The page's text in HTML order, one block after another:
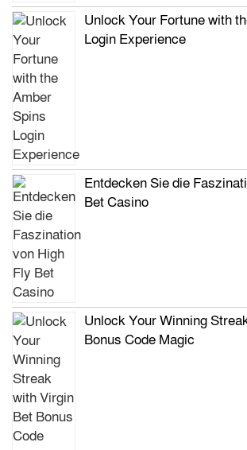
Unlock Your Fortune with
Login Experience
Entdecken Sie die
Bet Casino
Unlock Your Winning
Bonus Code Magic